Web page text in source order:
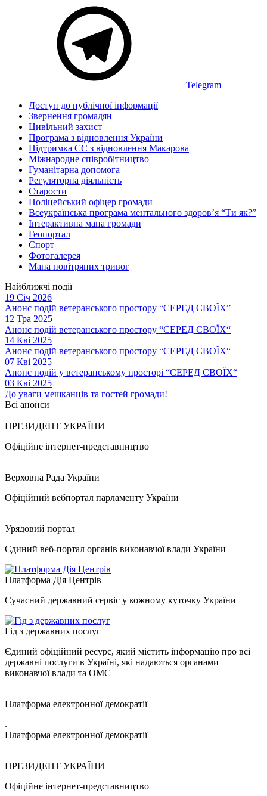
Telegram
Доступ до публічної інформації
Звернення громадян
Цивільний захист
Програма з відновлення України
Підтримка ЄС з відновлення Макарова
Міжнародне співробітництво
Гуманітарна допомога
Регуляторна діяльність
Старости
Поліцейський офіцер громади
Всеукраїнська програма ментального здоров’я “Ти як?”
Інтерактивна мапа громади
Геопортал
Спорт
Фотогалерея
Мапа повітряних тривог
Найближчі події
19 Січ 2026
Анонс подій ветеранського простору “СЕРЕД СВОЇХ”
12 Тра 2025
Анонс подій ветеранського простору “СЕРЕД СВОЇХ“
14 Кві 2025
Анонс подій ветеранського простору “СЕРЕД СВОЇХ“
07 Кві 2025
Анонс подій у ветеранському просторі “СЕРЕД СВОЇХ“
03 Кві 2025
До уваги мешканців та гостей громади!
Всі анонси
ПРЕЗИДЕНТ УКРАЇНИ
Офіційне інтернет-представництво
Верховна Рада України
Офіційний вебпортал парламенту України
Урядовий портал
Єдиний веб-портал органів виконавчої влади України
Платформа Дія Центрів
Сучасний державний сервіс у кожному куточку України
Гід з державних послуг
Єдиний офіційний ресурс, який містить інформацію про всі
державні послуги в Україні, які надаються органами
виконавчої влади та ОМС
Платформа електронної демократії
.
Платформа електронної демократії
ПРЕЗИДЕНТ УКРАЇНИ
Офіційне інтернет-представництво